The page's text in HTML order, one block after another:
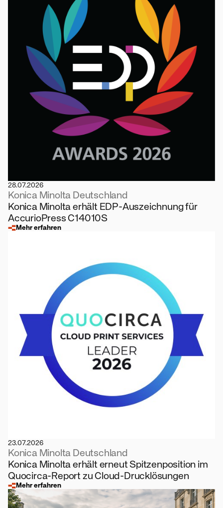
28.07.2026
Konica Minolta Deutschland
Konica Minolta erhält EDP-Auszeichnung für
AccurioPress C14010S
Mehr erfahren
23.07.2026
Konica Minolta Deutschland
Konica Minolta erhält erneut Spitzenposition im
Quocirca-Report zu Cloud-Drucklösungen
Mehr erfahren